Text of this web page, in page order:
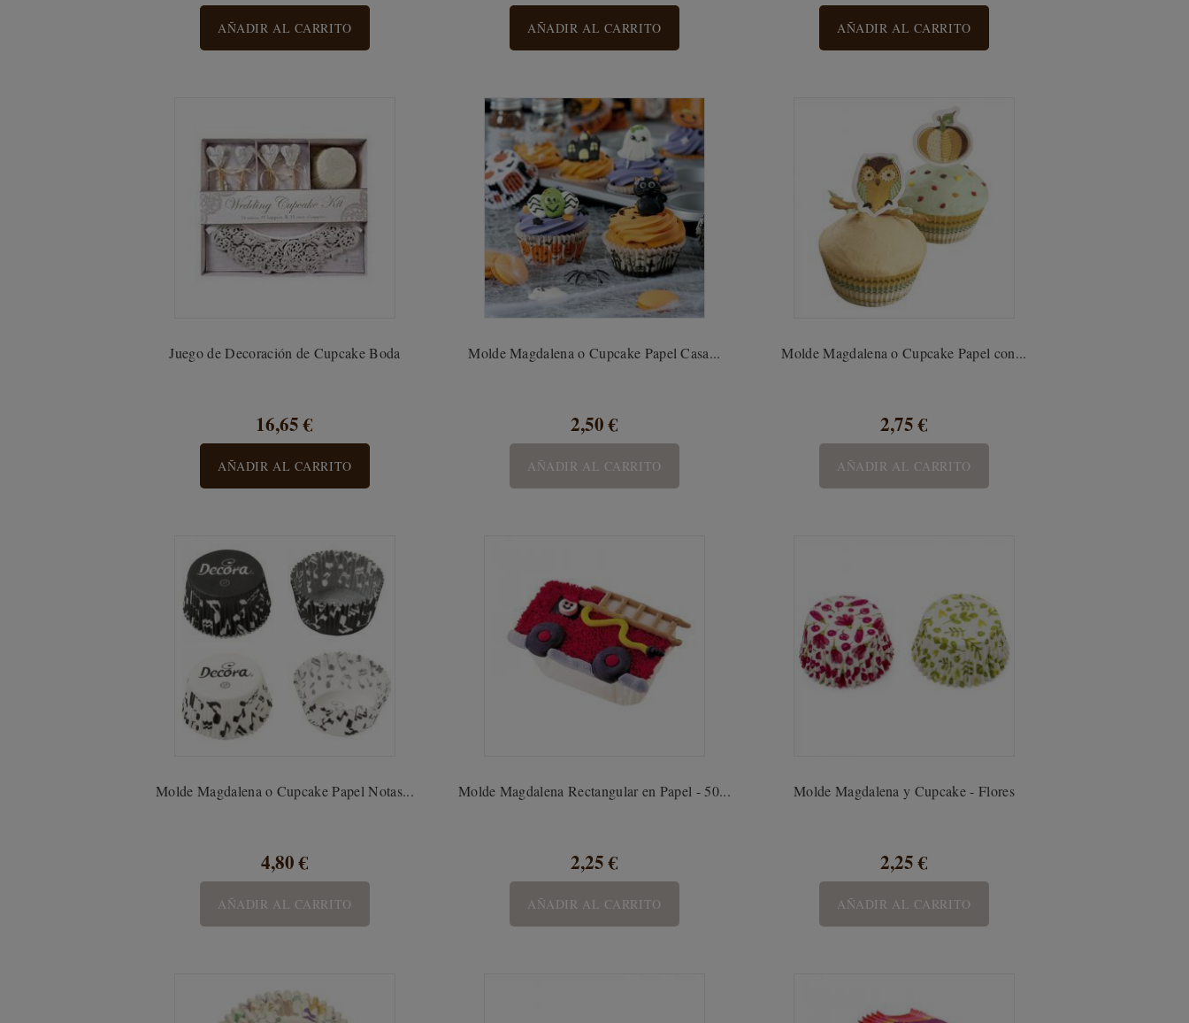
AÑADIR AL CARRITO AÑADIR AL CARRITO AÑADIR AL CARRITO
Juego de Decoración de Cupcake Boda
16,65 €
AÑADIR AL CARRITO
Molde Magdalena o Cupcake Papel Casa...
2,50 €
AÑADIR AL CARRITO
Molde Magdalena o Cupcake Papel con...
2,75 €
AÑADIR AL CARRITO
Molde Magdalena o Cupcake Papel Notas...
4,80 €
AÑADIR AL CARRITO
Molde Magdalena Rectangular en Papel - 50...
2,25 €
AÑADIR AL CARRITO
Molde Magdalena y Cupcake - Flores
2,25 €
AÑADIR AL CARRITO